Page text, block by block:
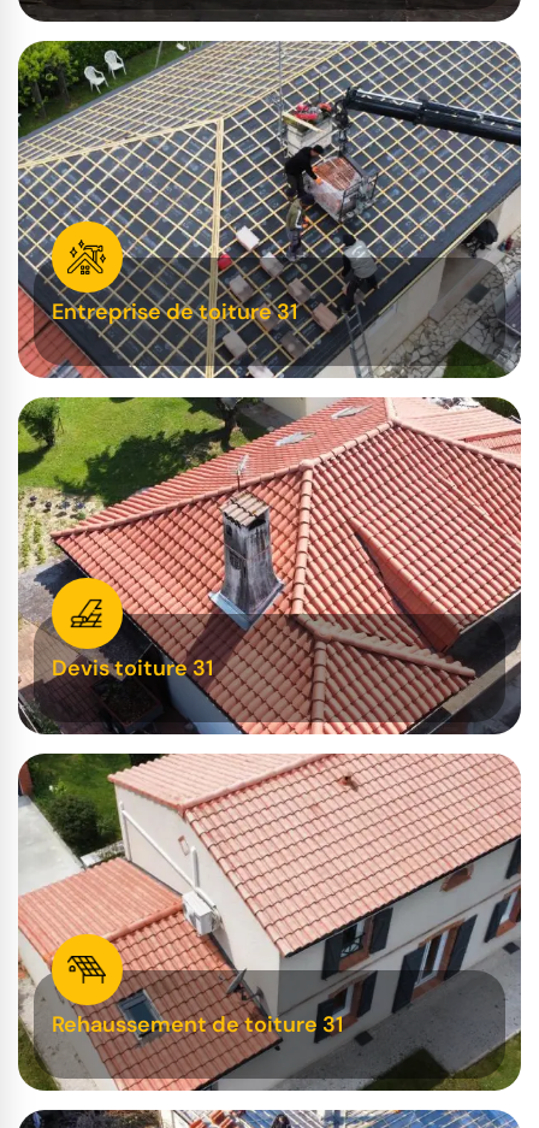
Entreprise de toiture 31
Devis toiture 31
Rehaussement de toiture 31